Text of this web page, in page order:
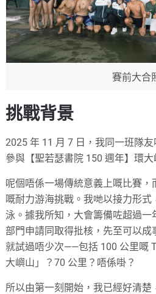
賽前大合
挑戰背景
2025 年 11 月 7 日，我同一班隊
參與【聖若瑟書院 150 週年】環
呢個唔係一場傳統意義上嘅比賽
嘅耐力游海挑戰。我哋以接力形
泳。據我所知，大會籌備咗超過一
部門申請同取得批核，先至可以
就試過唔少次——包括 100 公里嘅
大嶼山」？70 公里？唔係啩？
所以由第一刻開始，我已經好清